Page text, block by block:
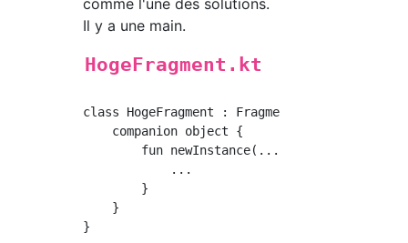
comme l'une des solutions.
Il y a une main.
HogeFragment.kt
class HogeFragment : Fragment() {
    companion object {
        fun newInstance(...): HogeFragment {
            ...
        }
    }